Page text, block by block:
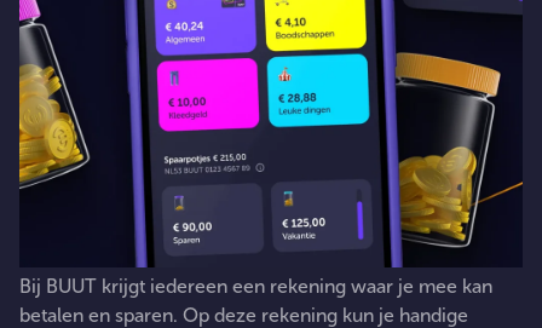
Bij BUUT krijgt iedereen een rekening waar je mee kan
betalen en sparen. Op deze rekening kun je handige